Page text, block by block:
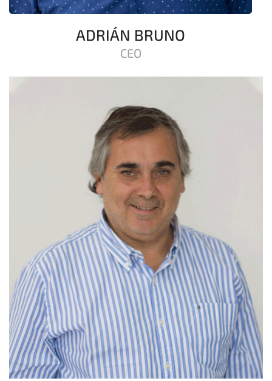
linkedin
ADRIÁN BRUNO
CEO